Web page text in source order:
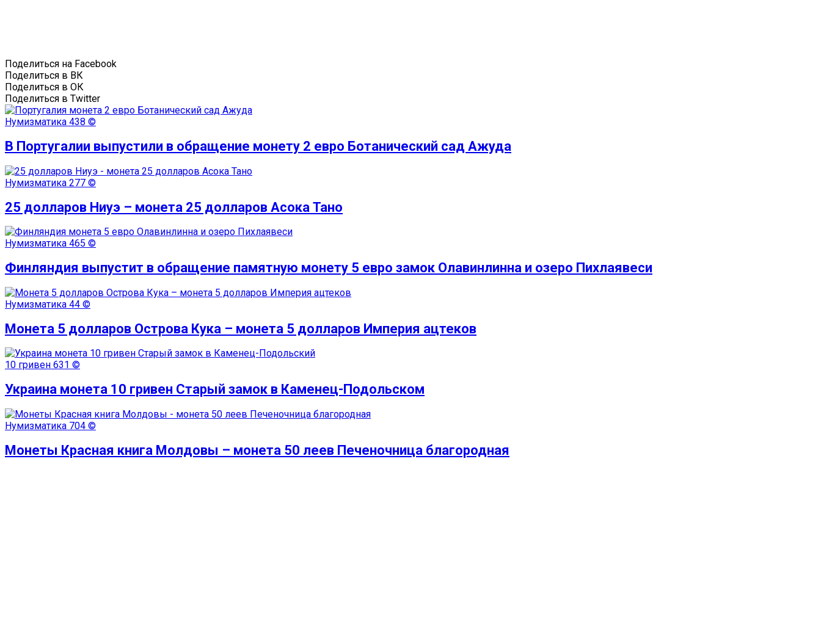
Поделиться на Facebook
Поделиться в ВК
Поделиться в ОК
Поделиться в Twitter
Нумизматика 438 ©
В Португалии выпустили в обращение монету 2 евро Ботанический сад Ажуда
Нумизматика 277 ©
25 долларов Ниуэ – монета 25 долларов Асока Тано
Нумизматика 465 ©
Финляндия выпустит в обращение памятную монету 5 евро замок Олавинлинна и озеро Пихлаявеси
Нумизматика 44 ©
Монета 5 долларов Острова Кука – монета 5 долларов Империя ацтеков
10 гривен 631 ©
Украина монета 10 гривен Старый замок в Каменец-Подольском
Нумизматика 704 ©
Монеты Красная книга Молдовы – монета 50 леев Печеночница благородная